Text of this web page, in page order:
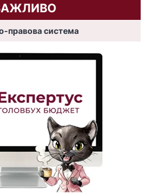
правова система